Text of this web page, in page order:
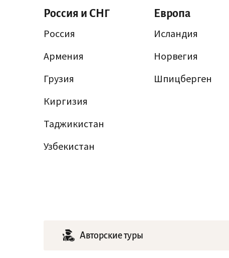
Россия и СНГ
Россия
Армения
Грузия
Киргизия
Таджикистан
Узбекистан
Европа
Исландия
Норвегия
Шпицберген
Авторские туры